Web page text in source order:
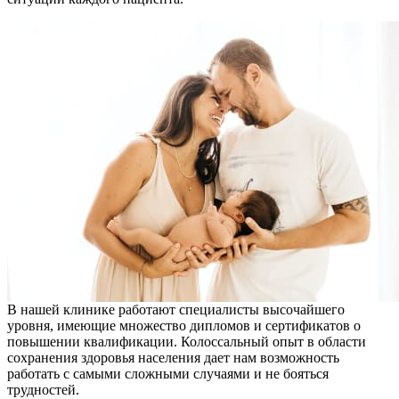
В нашей клинике работают специалисты высочайшего
уровня, имеющие множество дипломов и сертификатов о
повышении квалификации. Колоссальный опыт в области
сохранения здоровья населения дает нам возможность
работать с самыми сложными случаями и не бояться
трудностей.